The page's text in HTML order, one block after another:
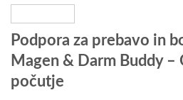
Podpora za prebavo in
Magen & Darm Buddy –
počutje